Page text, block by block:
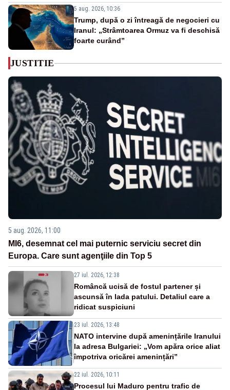
5 aug. 2026, 10:36
Trump, după o zi întreagă de negocieri cu
Iranul: „Strâmtoarea Ormuz va fi deschisă
foarte curând”
JUSTITIE
5 aug. 2026, 11:00
MI6, desemnat cel mai puternic serviciu secret din
Europa. Care sunt agenţiile din Top 5
27 iul. 2026, 12:38
Româncă ucisă de fostul partener și
ascunsă în lada patului. Detaliul care a
ridicat suspiciuni
23 iul. 2026, 13:48
NATO intervine după amenințările Iranului
la adresa Bulgariei: „Vom apăra orice aliat
împotriva oricărei amenințări”
22 iul. 2026, 10:11
Procesul lui Maduro pentru trafic de